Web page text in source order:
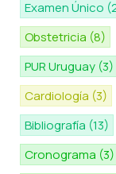
Examen Único
Obstetricia (8)
PUR Uruguay (3)
Cardiología (3)
Bibliografía (13)
Cronograma (3)